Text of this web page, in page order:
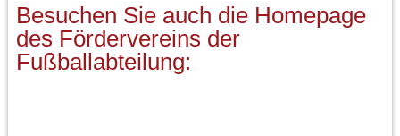
Besuchen Sie auch die Homepage
des Fördervereins der
Fußballabteilung: